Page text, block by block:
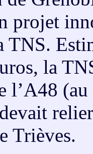
projet
TNS.
la
l’A48
Trièves.